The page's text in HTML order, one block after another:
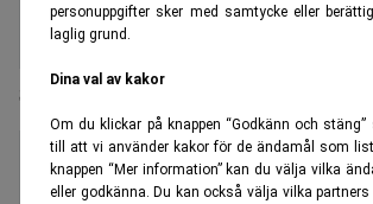
personuppgifter sker med samtycke eller
laglig grund.
Dina val av kakor
Om du klickar på knappen “Godkänn och
till att vi använder kakor för de ändamål som
knappen “Mer information” kan du välja vilka
eller godkänna. Du kan också välja vilka
Swedbank: God balansgång av Fed-